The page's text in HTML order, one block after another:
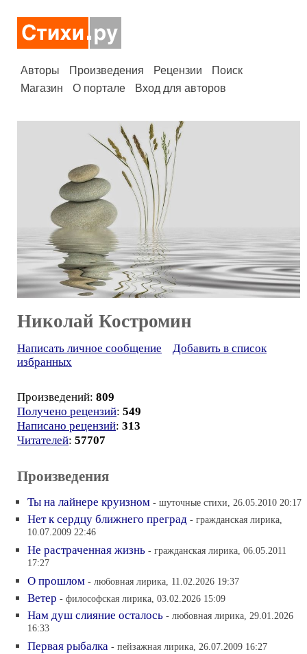
Авторы Произведения Рецензии
Поиск
Магазин
О портале Вход для авторов
Николай Костромин
Написать личное сообщение
Добавить в список
избранных
Произведений: 809
Получено рецензий: 549
Написано рецензий: 313
Читателей: 57707
Произведения
Ты на лайнере круизном - шуточные стихи, 26.05.2010 20:17
Нет к сердцу ближнего преград - гражданская лирика,
10.07.2009 22:46
Не растраченная жизнь - гражданская лирика, 06.05.2011
17:27
О прошлом - любовная лирика, 11.02.2026 19:37
Ветер - философская лирика, 03.02.2026 15:09
Нам душ слияние осталось - любовная лирика, 29.01.2026
16:33
Первая рыбалка - пейзажная лирика, 26.07.2009 16:27